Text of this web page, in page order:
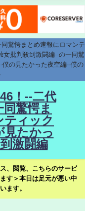
驚愕まとめ速報にロマンテ
女批判殺到激闘編--の一同驚
の見たかった夜空編--僕の
！--二代
驚愕ま
ティック
見たかっ
激闘編
、閲覧、こちらのサービ
す＞本日は足元が悪い中
ます。